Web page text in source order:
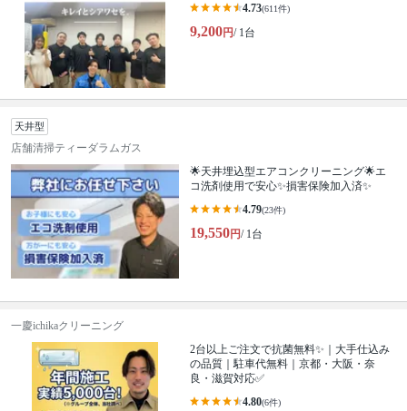
4.73(611件)
9,200円/ 1台
天井型
店舗清掃ティーダラムガス
🌟天井埋込型エアコンクリーニング🌟エ
コ洗剤使用で安心✨損害保険加入済✨
4.79(23件)
19,550円/ 1台
一慶ichikaクリーニング
2台以上ご注文で抗菌無料✨｜大手仕込み
の品質｜駐車代無料｜京都・大阪・奈
良・滋賀対応✅
4.80(6件)